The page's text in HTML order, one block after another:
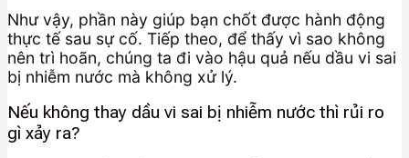
Như vậy, phần này giúp bạn chốt được hành động
thực tế sau sự cố. Tiếp theo, để thấy vì sao không
nên trì hoãn, chúng ta đi vào hậu quả nếu dầu vi sai
bị nhiễm nước mà không xử lý.
Nếu không thay dầu vi sai bị nhiễm nước thì rủi ro
gì xảy ra?